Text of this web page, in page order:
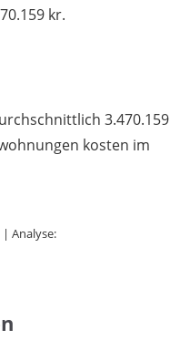
kr.
3.470.159
kosten im
Analyse: